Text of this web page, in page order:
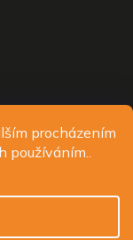
procházením
používáním..
hodinky a